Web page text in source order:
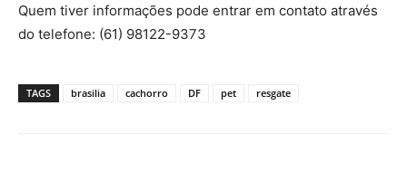
Quem tiver informações pode entrar em contato através
do telefone: (61) 98122-9373
TAGS brasilia cachorro DF pet resgate